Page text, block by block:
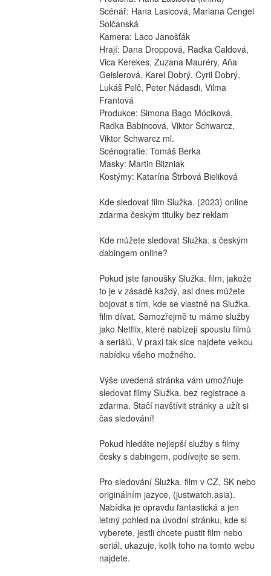
Scénář: Hana Lasicová, Mariana Čengel
Solčanská
Kamera: Laco Janošťák
Hrají: Dana Droppová, Radka Caldová,
Vica Kerekes, Zuzana Mauréry, Aňa
Geislerová, Karel Dobrý, Cyril Dobrý,
Lukáš Pelč, Peter Nádasdi, Vilma
Frantová
Produkce: Simona Bago Móciková,
Radka Babincová, Viktor Schwarcz,
Viktor Schwarcz ml.
Scénografie: Tomáš Berka
Masky: Martin Blizniak
Kostýmy: Katarína Štrbová Bieliková
Kde sledovat film Služka. (2023) online
zdarma českým titulky bez reklam
Kde můžete sledovat Služka. s českým
dabingem online?
Pokud jste fanoušky Služka. film, jakože
to je v zásadě každý, asi dnes můžete
bojovat s tím, kde se vlastně na Služka.
film dívat. Samozřejmě tu máme služby
jako Netflix, které nabízejí spoustu filmů
a seriálů, V praxi tak sice najdete velkou
nabídku všeho možného.
Výše uvedená stránka vám umožňuje
sledovat filmy Služka. bez registrace a
zdarma. Stačí navštívit stránky a užít si
čas sledování!
Pokud hledáte nejlepší služby s filmy
česky s dabingem, podívejte se sem.
Pro sledování Služka. film v CZ, SK nebo
originálním jazyce, (justwatch.asia).
Nabídka je opravdu fantastická a jen
letmý pohled na úvodní stránku, kde si
vyberete, jestli chcete pustit film nebo
seriál, ukazuje, kolik toho na tomto webu
najdete.